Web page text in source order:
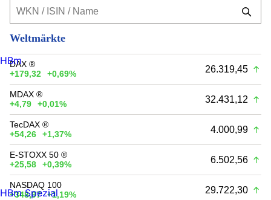
Weltmärkte
DAX ®
+179,32
+0,69% 26.319,45
MDAX ®
+4,79
+0,01% 32.431,12
TecDAX ®
+54,26
+1,37% 4.000,99
E-STOXX 50 ®
+25,58
+0,39% 6.502,56
NASDAQ 100
+348,97
+1,19% 29.722,30
HBm
HBm Spezial